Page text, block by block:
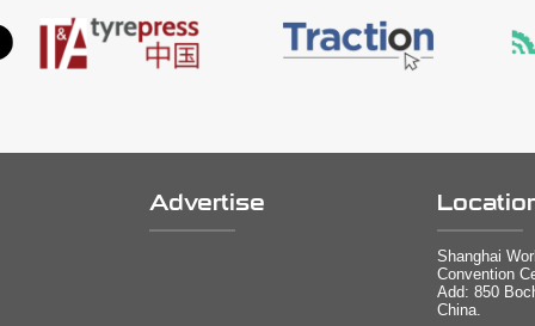
Advertise
Shanghai
Convention
Add: 850
China.